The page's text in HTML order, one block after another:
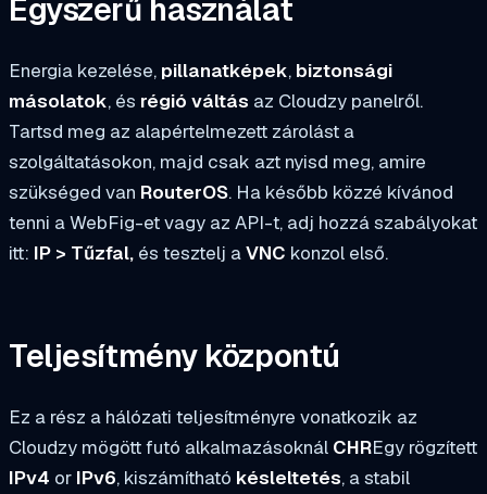
Egyszerű használat
Energia kezelése, pillanatképek, biztonsági
másolatok, és régió váltás az Cloudzy panelről.
Tartsd meg az alapértelmezett zárolást a
szolgáltatásokon, majd csak azt nyisd meg, amire
szükséged van RouterOS. Ha később közzé kívánod
tenni a WebFig-et vagy az API-t, adj hozzá szabályokat
itt: IP > Tűzfal, és tesztelj aVNC konzol első.
Teljesítmény központú
Ez a rész a hálózati teljesítményre vonatkozik az
Cloudzy mögött futó alkalmazásoknál CHREgy rögzített
IPv4 or IPv6, kiszámítható késleltetés, a stabil